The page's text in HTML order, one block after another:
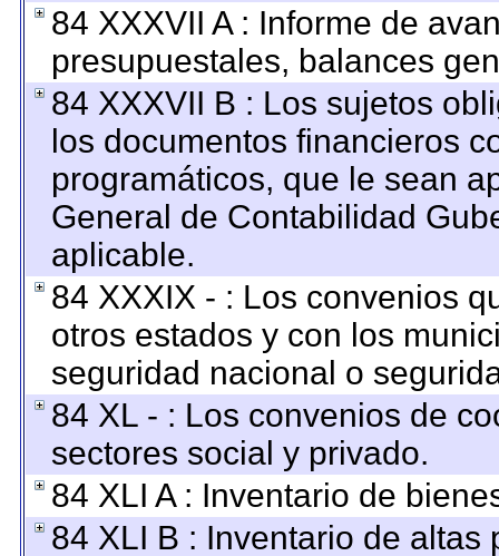
84 XXXVII A : Informe de
presupuestales, balances
84 XXXVII B : Los sujetos
los documentos financieros
programáticos, que le sean
General de Contabilidad
aplicable.
84 XXXIX - : Los convenios
otros estados y con los
seguridad nacional o
84 XL - : Los convenios de
sectores social y privado.
84 XLI A : Inventario de
84 XLI B : Inventario de